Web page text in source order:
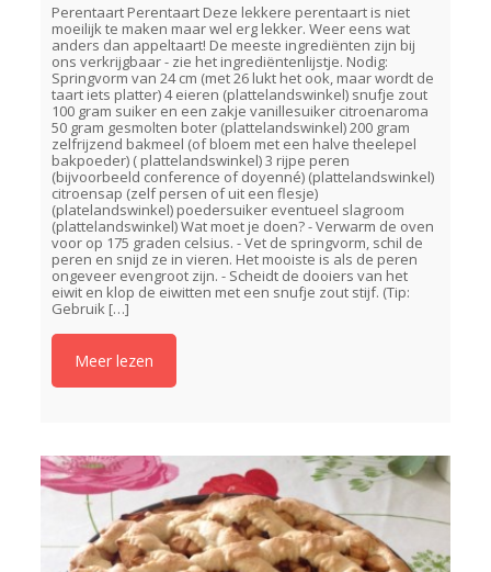
Perentaart Perentaart Deze lekkere perentaart is niet
moeilijk te maken maar wel erg lekker. Weer eens wat
anders dan appeltaart! De meeste ingrediënten zijn bij
ons verkrijgbaar - zie het ingrediëntenlijstje. Nodig:
Springvorm van 24 cm (met 26 lukt het ook, maar wordt de
taart iets platter) 4 eieren (plattelandswinkel) snufje zout
100 gram suiker en een zakje vanillesuiker citroenaroma
50 gram gesmolten boter (plattelandswinkel) 200 gram
zelfrijzend bakmeel (of bloem met een halve theelepel
bakpoeder) ( plattelandswinkel) 3 rijpe peren
(bijvoorbeeld conference of doyenné) (plattelandswinkel)
citroensap (zelf persen of uit een flesje)
(platelandswinkel) poedersuiker eventueel slagroom
(plattelandswinkel) Wat moet je doen? - Verwarm de oven
voor op 175 graden celsius. - Vet de springvorm, schil de
peren en snijd ze in vieren. Het mooiste is als de peren
ongeveer evengroot zijn. - Scheidt de dooiers van het
eiwit en klop de eiwitten met een snufje zout stijf. (Tip:
Gebruik […]
Meer lezen